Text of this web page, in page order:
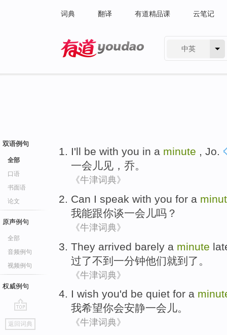
词典 翻译 有道精品课 云笔记
中英
双语例句
全部
口语
书面语
论文
原声例句
全部
音频例句
视频例句
权威例句
go
top
返回词典
I'll be with you in a minute , Jo.
一会儿见 ， 乔。
《牛津词典》
Can I speak with you for a
我能跟你谈一会儿吗？
《牛津词典》
They arrived barely a minute
过了不到 一分钟他们就到了 。
《牛津词典》
I wish you'd be quiet for a
我希望你会安静一会儿。
《牛津词典》